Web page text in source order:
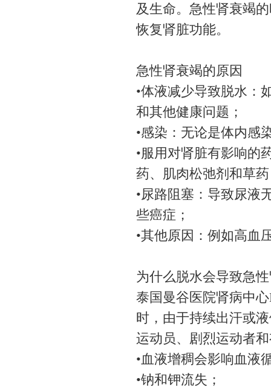
及生命。急性肾衰竭
恢复肾脏功能。
急性肾衰竭的原因
•体液减少导致脱水：
和其他健康问题；
•感染：无论是体内感
•服用对肾脏有影响的
药、肌肉松弛剂和草
•尿路阻塞：导致尿液
些癌症；
•其他原因：例如高血
为什么脱水会导致急
泰国曼谷医院肾病中
时，由于持续出汗或
运动员、剧烈运动者
•血液增稠会影响血液
•钠和钾流失；